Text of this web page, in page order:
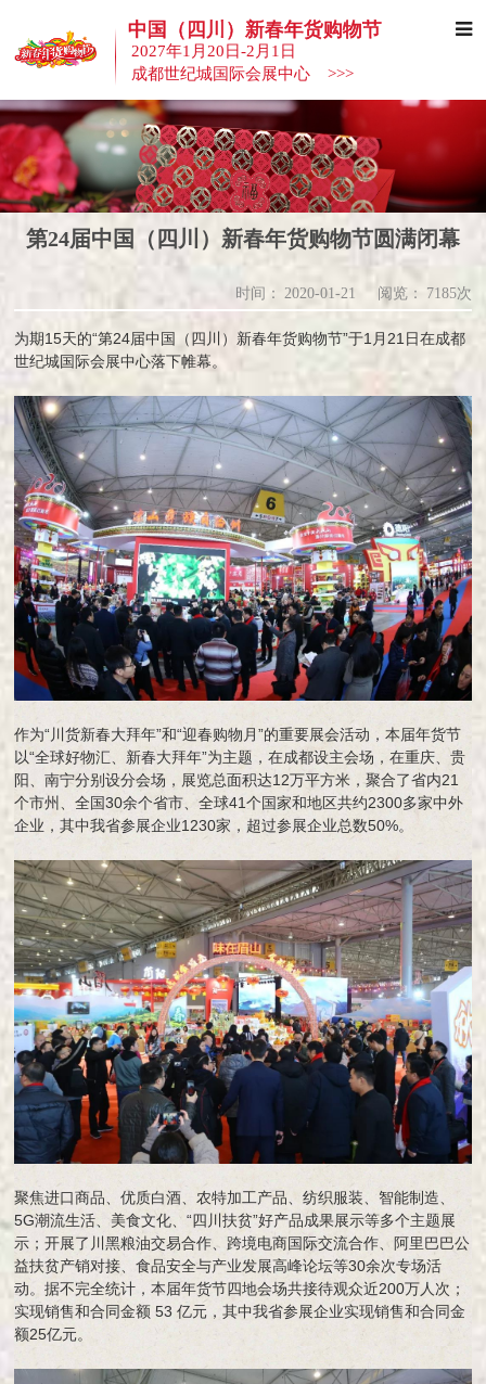
中国（四川）新春年货购物节
2027年1月20日-2月1日
成都世纪城国际会展中心 >>>
第24届中国（四川）新春年货购物节圆满闭幕
阅览： 7185次
时间： 2020-01-21
为期15天的“第24届中国（四川）新春年货购物节”于1月21日在成都
世纪城国际会展中心落下帷幕。
作为“川货新春大拜年”和“迎春购物月”的重要展会活动，本届年货节
以“全球好物汇、新春大拜年”为主题，在成都设主会场，在重庆、贵
阳、南宁分别设分会场，展览总面积达12万平方米，聚合了省内21
个市州、全国30余个省市、全球41个国家和地区共约2300多家中外
企业，其中我省参展企业1230家，超过参展企业总数50%。
聚焦进口商品、优质白酒、农特加工产品、纺织服装、智能制造、
5G潮流生活、美食文化、“四川扶贫”好产品成果展示等多个主题展
示；开展了川黑粮油交易合作、跨境电商国际交流合作、阿里巴巴公
益扶贫产销对接、食品安全与产业发展高峰论坛等30余次专场活
动。据不完全统计，本届年货节四地会场共接待观众近200万人次；
实现销售和合同金额 53 亿元，其中我省参展企业实现销售和合同金
额25亿元。